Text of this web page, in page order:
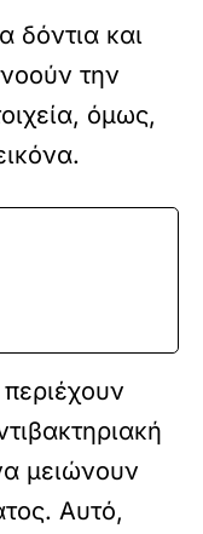
δόντια και
την
όμως,
μειώνουν
Αυτό,